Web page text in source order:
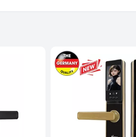
Dương (189 Ngô Quyền, P. Thanh
Quang (Cổng Nhà Văn Hóa TDP Thôn
Hóa (Số 07 Đại Lộ Lê Lợi (Đối diện